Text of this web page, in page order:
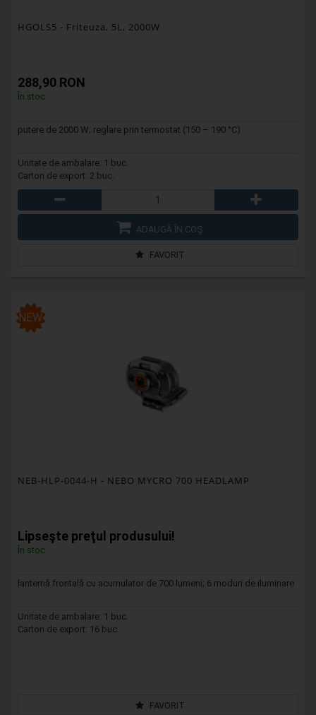
HGOLS5 - Friteuza, 5L, 2000W
288,90 RON
În stoc
putere de 2000 W; reglare prin termostat (150 – 190 °C)
Unitate de ambalare: 1 buc.
Carton de export: 2 buc.
ADAUGĂ ÎN COŞ
FAVORIT
NEW
NEB-HLP-0044-H - NEBO MYCRO 700 HEADLAMP
Lipseşte preţul produsului!
În stoc
lanternă frontală cu acumulator de 700 lumeni; 6 moduri de iluminare
Unitate de ambalare: 1 buc.
Carton de export: 16 buc.
FAVORIT